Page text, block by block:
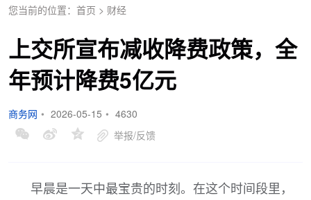
您当前的位置： 首页 > 财经
上交所宣布减收降费政策，全
年预计降费5亿元
商务网 • 2026-05-15 • 4630
举报/反馈
早晨是一天中最宝贵的时刻。在这个时间段里，